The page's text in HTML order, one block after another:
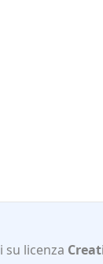
licenza